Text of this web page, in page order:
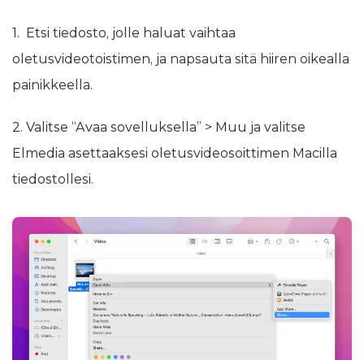
1. Etsi tiedosto, jolle haluat vaihtaa
oletusvideotoistimen, ja napsauta sitä hiiren oikealla
painikkeella.
2. Valitse “Avaa sovelluksella” > Muu ja valitse
Elmedia asettaaksesi oletusvideosoittimen Macilla
tiedostollesi.